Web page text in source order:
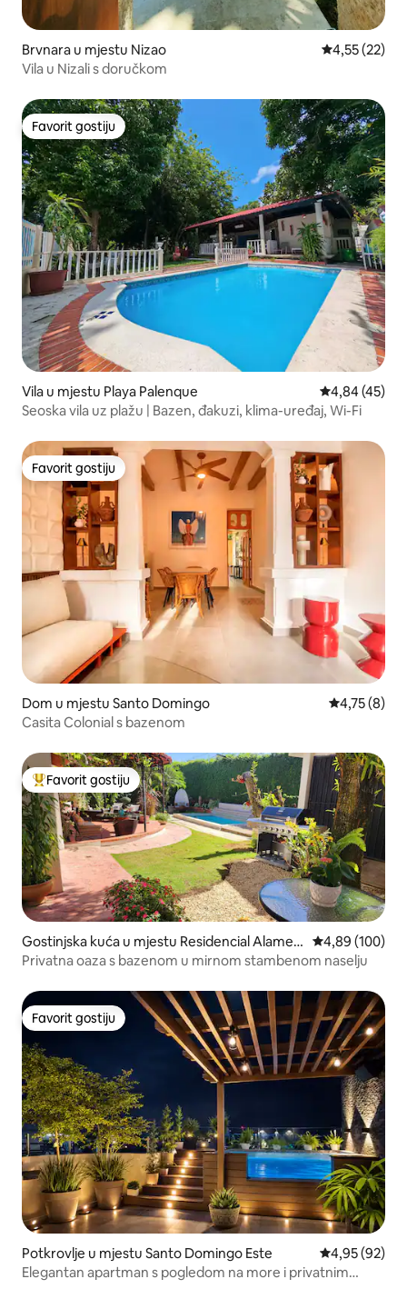
Brvnara u mjestu Nizao Prosječna
4,55 (22)
Vila u Nizali s doručkom
Favorit gostiju
Favorit gostiju
Vila u mjestu Playa Palenque Prosječna
4,84 (45)
Seoska vila uz plažu | Bazen, đakuzi, klima-uređaj, Wi-Fi
Favorit gostiju
Favorit gostiju
Dom u mjestu Santo Domingo Prosječna
4,75 (8)
Casita Colonial s bazenom
Glavni favorit gostiju
Favorit gostiju
Gostinjska kuća u mjestu Residencial Alamed
a
Prosječna
4,89 (100)
Privatna oaza s bazenom u mirnom stambenom naselju
Favorit gostiju
Favorit gostiju
Potkrovlje u mjestu Santo Domingo Este Prosječna
4,95 (92)
Elegantan apartman s pogledom na more i privatnim